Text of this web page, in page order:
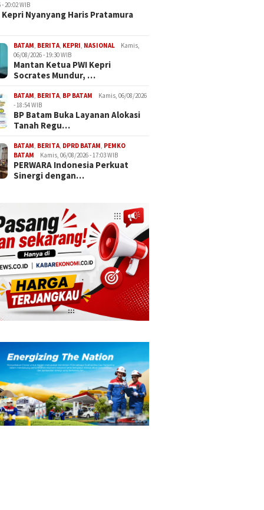
Industri Keuangan
Tembus Rp3.131
Sejarah
Wagub Kepri Nyanyang Haris
Pulau Terluar
20:02 WIB
Kepri Nyanyang Haris Pratamura
BATAM, BERITA, KEPRI, NASIONAL
Kamis,
06/08/2026 - 19:30 WIB
Mantan Ketua PWI Kepri
Socrates Mundur, …
BATAM, BERITA, BP BATAM
Kamis, 06/08/2026
- 18:54 WIB
BP Batam Buka Layanan Alokasi
Tanah Regu…
BATAM, BERITA, DPRD BATAM, PEMKO
BATAM
Kamis, 06/08/2026 - 17:03 WIB
PERWARA Indonesia Perkuat
Sinergi dengan…